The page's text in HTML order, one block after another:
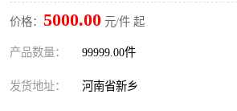
价格： 5000.00 元/件 起
产品数量： 99999.00件
发货地址： 河南省新乡